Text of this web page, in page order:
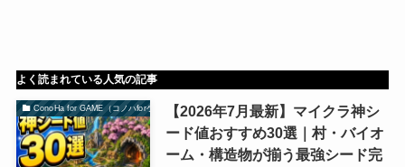
よく読まれている人気の記事
ConoHa for GAME（コノハforゲーム）【2026年7月最新】マイクラ神シ
ード値おすすめ30選｜村・バイオ
ーム・構造物が揃う最強シード完